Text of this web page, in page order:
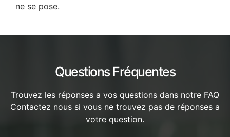
ne se pose.
Questions Fréquentes
Trouvez les réponses a vos questions dans notre FAQ
Contactez nous si vous ne trouvez pas de réponses a
votre question.